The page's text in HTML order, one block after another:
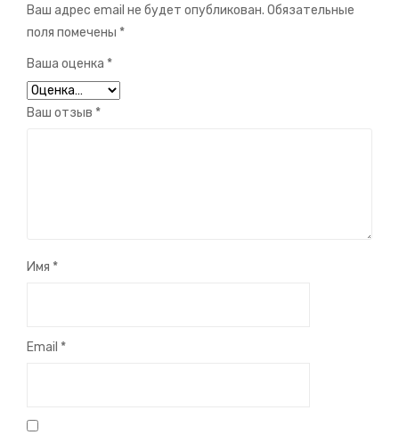
Ваш адрес email не будет опубликован. Обязательные
поля помечены *
Ваша оценка *
Ваш отзыв *
Имя *
Email *